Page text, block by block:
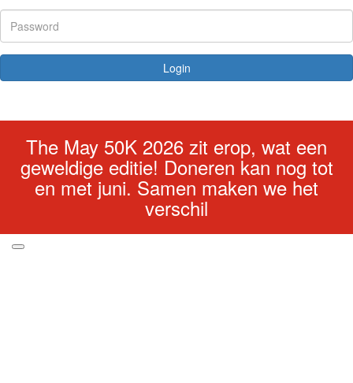
Login
The May 50K 2026 zit erop, wat een
geweldige editie! Doneren kan nog tot
en met juni. Samen maken we het
verschil